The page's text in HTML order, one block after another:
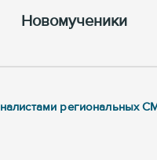
Новомученики
региональных